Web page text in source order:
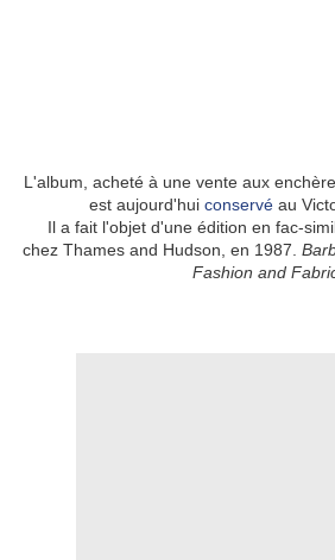
L'album, acheté à une vente aux
est aujourd'hui conservé au
Il a fait l'objet d'une édition en fac-
chez Thames and Hudson, en 1987.
Fashion and